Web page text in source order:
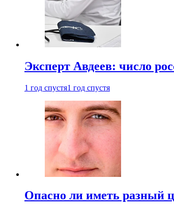
Эксперт Авдеев: число
1 год спустя1 год спустя
Опасно ли иметь разный